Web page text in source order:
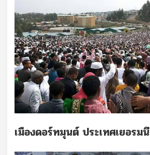
เมืองดอร์ทมุนต์ ประเทศเยอรมนี